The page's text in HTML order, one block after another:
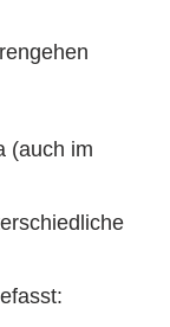
(auch im